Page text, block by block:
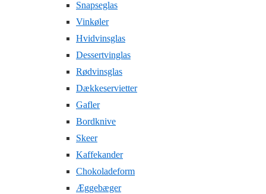
Snapseglas
Vinkøler
Hvidvinsglas
Dessertvinglas
Rødvinsglas
Dækkeservietter
Gafler
Bordknive
Skeer
Kaffekander
Chokoladeform
Æggebæger